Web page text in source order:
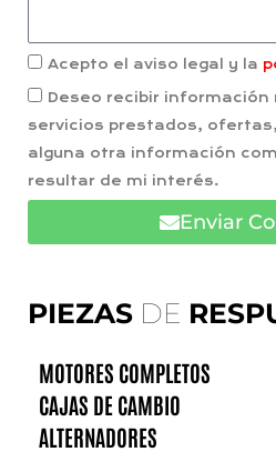
PIEZAS DE
MOTORES COMPLETOS
CAJAS DE CAMBIO
ALTERNADORES
Acepto el aviso legal y la
Deseo recibir información
servicios prestados,
alguna otra información
resultar de mi interés.
Enviar